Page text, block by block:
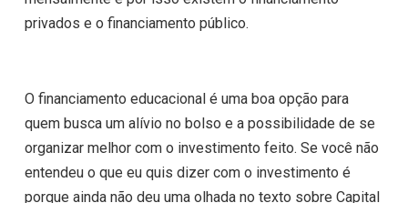
privados e o financiamento público.
O financiamento educacional é uma boa opção para
quem busca um alívio no bolso e a possibilidade de se
organizar melhor com o investimento feito. Se você não
entendeu o que eu quis dizer com o investimento é
porque ainda não deu uma olhada no texto sobre Capital